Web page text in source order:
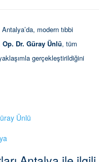
modern tıbbi
Op. Dr. Güray Ünlü, tüm
gerçekleştirildiğini
Ünlü